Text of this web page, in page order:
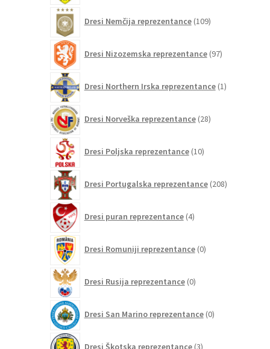
Dresi Nemčija reprezentance 109izdelkov
Dresi Nizozemska reprezentance 97izdelkov
Dresi Northern Irska reprezentance 1izdelek
Dresi Norveška reprezentance 28izdelkov
Dresi Poljska reprezentance 10izdelkov
Dresi Portugalska reprezentance 208izdelkov
Dresi puran reprezentance 4izdelki
Dresi Romuniji reprezentance 0izdelkov
Dresi Rusija reprezentance 0izdelkov
Dresi San Marino reprezentance 0izdelkov